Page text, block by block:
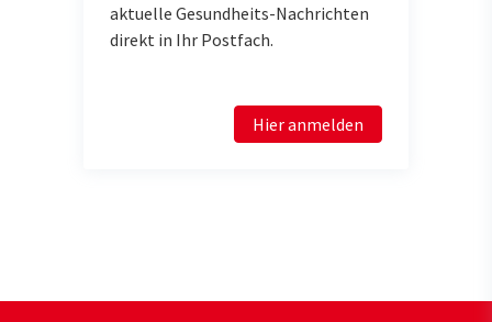
aktuelle Gesundheits-Nachrichten
direkt in Ihr Postfach.
Hier anmelden